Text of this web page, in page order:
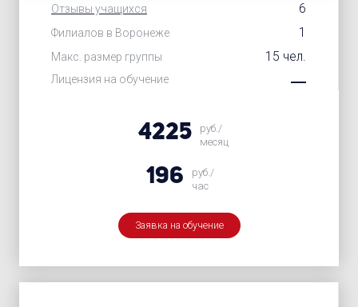
Отзывы учащихся 6
Филиалов в Воронеже 1
Макс. размер группы 15 чел.
Лицензия на обучение
4225
руб./
месяц
196
руб./
час
Заявка на обучение